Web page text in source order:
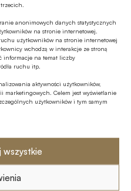
anonimowych danych statystycznych
na stronie internetowej.
użytkowników na stronie internetowej
wchodzą w interakcje ze stroną
informacje na temat liczby
ruchu itp.
aktywności użytkowników,
marketingowych. Celem jest wyświetlanie
użytkowników i tym samym
wszystkie